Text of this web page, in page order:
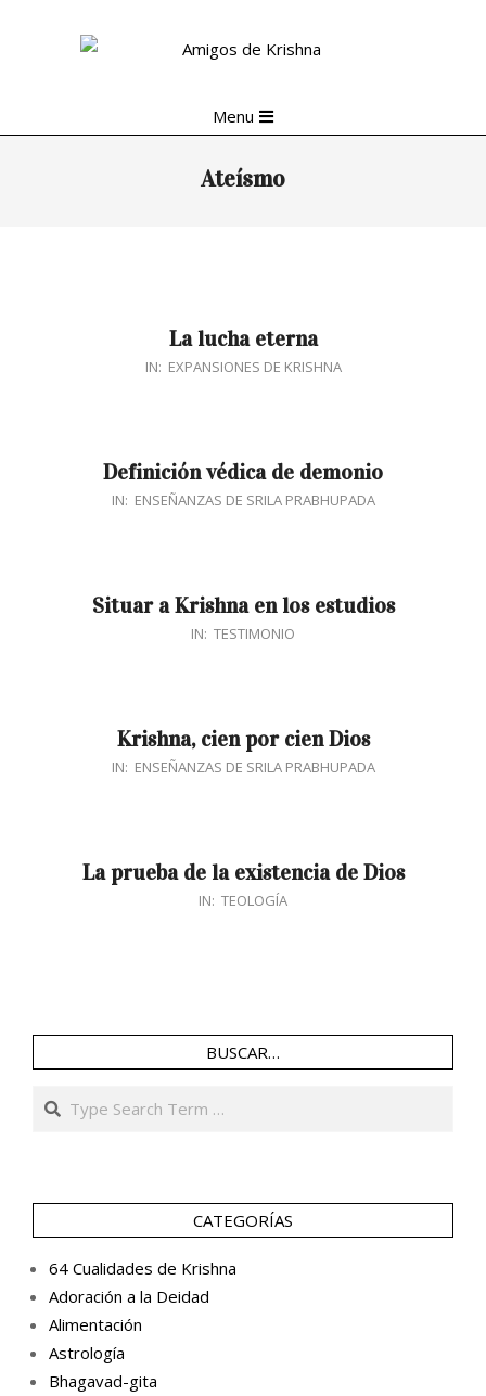
Navigation
Menu
Ateísmo
La lucha eterna
IN: EXPANSIONES DE KRISHNA
Definición védica de demonio
IN: ENSEÑANZAS DE SRILA PRABHUPADA
Situar a Krishna en los estudios
IN: TESTIMONIO
Krishna, cien por cien Dios
IN: ENSEÑANZAS DE SRILA PRABHUPADA
La prueba de la existencia de Dios
IN: TEOLOGÍA
BUSCAR…
Search
CATEGORÍAS
64 Cualidades de Krishna
Adoración a la Deidad
Alimentación
Astrología
Bhagavad-gita